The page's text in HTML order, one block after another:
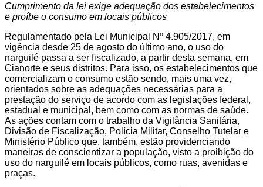
Cumprimento da lei exige adequação dos estabelecimentos
e proíbe o consumo em locais públicos
Regulamentado pela Lei Municipal Nº 4.905/2017, em
vigência desde 25 de agosto do último ano, o uso do
narguilé passa a ser fiscalizado, a partir desta semana, em
Cianorte e seus distritos. Para isso, os estabelecimentos que
comercializam o consumo estão sendo, mais uma vez,
orientados sobre as adequações necessárias para a
prestação do serviço de acordo com as legislações federal,
estadual e municipal, bem como com as normas de saúde.
As ações contam com o trabalho da Vigilância Sanitária,
Divisão de Fiscalização, Polícia Militar, Conselho Tutelar e
Ministério Público que, também, estão providenciando
maneiras de conscientizar a população, visto a proibição do
uso do narguilé em locais públicos, como ruas, avenidas e
praças.